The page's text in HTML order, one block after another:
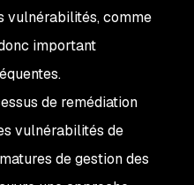
vulnérabilités, comme
important
de remédiation
vulnérabilités de
de gestion des